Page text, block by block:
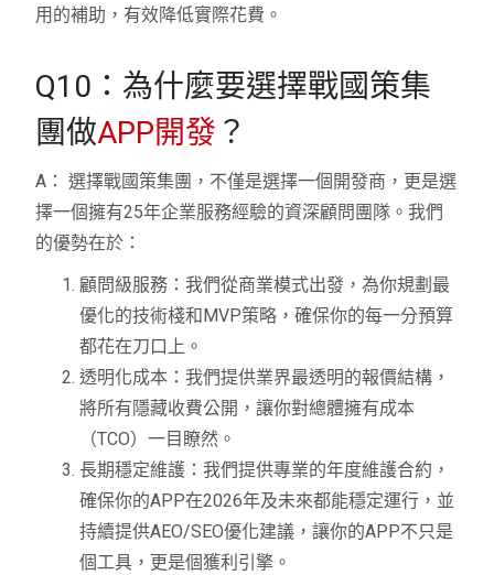
用的補助，有效降低實際花費。
Q10：為什麼要選擇戰國策集
團做APP開發 ？
A： 選擇戰國策集團，不僅是選擇一個開發商，更是選
擇一個擁有25年企業服務經驗的資深顧問團隊。我們
的優勢在於：
顧問級服務：我們從商業模式出發，為你規劃最
優化的技術棧和MVP策略，確保你的每一分預算
都花在刀口上。
透明化成本：我們提供業界最透明的報價結構，
將所有隱藏收費公開，讓你對總體擁有成本
（TCO）一目瞭然。
長期穩定維護：我們提供專業的年度維護合約，
確保你的APP在2026年及未來都能穩定運行，並
持續提供AEO/SEO優化建議，讓你的APP不只是
個工具，更是個獲利引擎。